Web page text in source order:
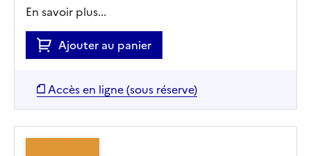
En savoir plus...
Ajouter au panier
Accès en ligne (sous réserve)